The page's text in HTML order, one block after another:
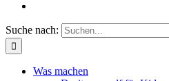
Suche nach:
Was machen